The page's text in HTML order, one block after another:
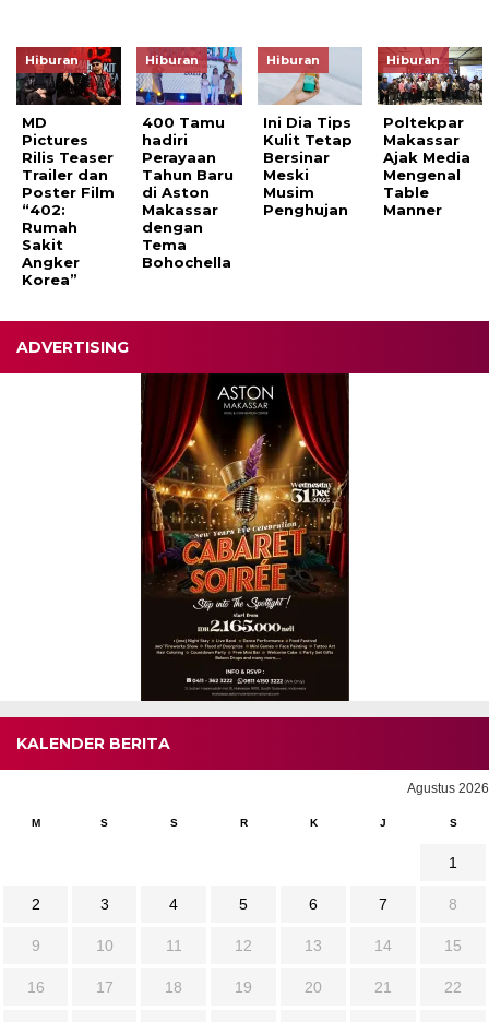
Hiburan
MD
Pictures
Rilis Teaser
Trailer dan
Poster Film
“402:
Rumah
Sakit
Angker
Korea”
Hiburan
400 Tamu
hadiri
Perayaan
Tahun Baru
di Aston
Makassar
dengan
Tema
Bohochella
Hiburan
Ini Dia Tips
Kulit Tetap
Bersinar
Meski
Musim
Penghujan
Hiburan
Poltekpar
Makassar
Ajak Media
Mengenal
Table
Manner
ADVERTISING
KALENDER BERITA
Agustus 2026
M S S R K J S
1
2 3 4 5 6 7 8
9 10 11 12 13 14 15
16 17 18 19 20 21 22